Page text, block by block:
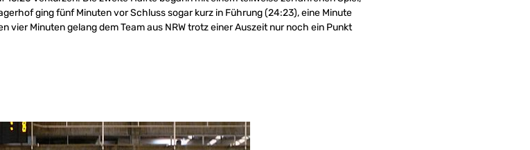
ging fünf Minuten vor Schluss sogar kurz in Führung (24:23), eine Minute
vier Minuten gelang dem Team aus NRW trotz einer Auszeit nur noch ein Punkt